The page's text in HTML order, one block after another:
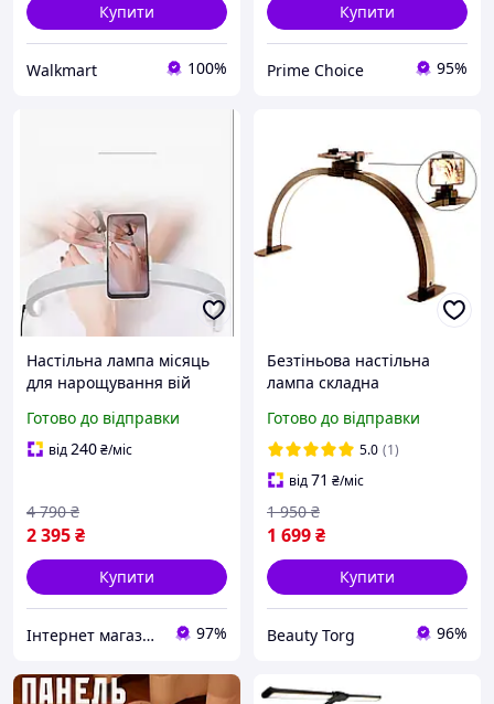
Купити
Walkmart 100%
Купити
Prime Choice 95%
Настільна лампа місяць
для нарощування вій
від мережі 220 В Світло
для косметологів
Готово до відправки
від240₴/міс
2 395₴
4 790 ₴
Купити
Інтернет магазин "Select Store" 🛒 Тільки якісні товари за найкращими цінами ✅ 97%
Безтіньова настільна
лампа складна
для телефону
Готово до відправки
5.0 (1)
від71 ₴/міс
1 699₴
1 950 ₴
Купити
Beauty Torg 96%